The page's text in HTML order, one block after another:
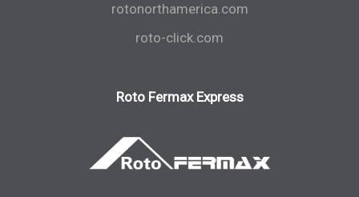
rotonorthamerica.com
roto-click.com
Roto Fermax Express